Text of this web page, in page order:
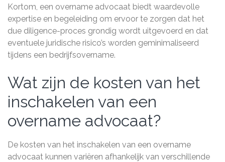
Kortom, een overname advocaat biedt waardevolle
expertise en begeleiding om ervoor te zorgen dat het
due diligence-proces grondig wordt uitgevoerd en dat
eventuele juridische risico’s worden geminimaliseerd
tijdens een bedrijfsovername.
Wat zijn de kosten van het
inschakelen van een
overname advocaat?
De kosten van het inschakelen van een overname
advocaat kunnen variëren afhankelijk van verschillende